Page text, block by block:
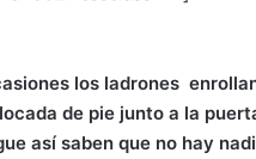
los ladrones
de pie junto a la
así saben que no hay